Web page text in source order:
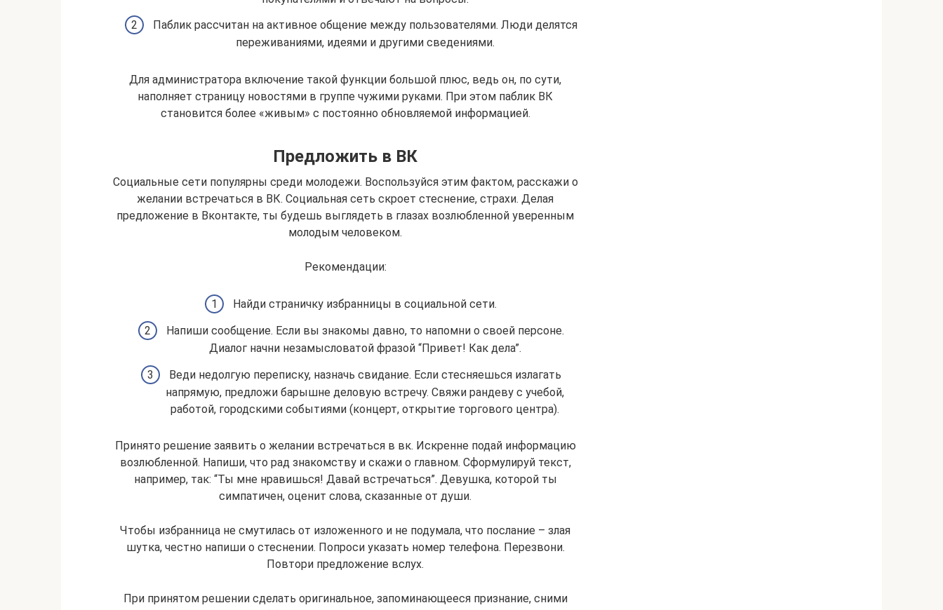
Паблик рассчитан на активное общение между пользователями. Люди делятся
переживаниями, идеями и другими сведениями.
Для администратора включение такой функции большой плюс, ведь он, по сути,
наполняет страницу новостями в группе чужими руками. При этом паблик ВК
становится более «живым» с постоянно обновляемой информацией.
Предложить в ВК
Социальные сети популярны среди молодежи. Воспользуйся этим фактом, расскажи о
желании встречаться в ВК. Социальная сеть скроет стеснение, страхи. Делая
предложение в Вконтакте, ты будешь выглядеть в глазах возлюбленной уверенным
молодым человеком.
Рекомендации:
Найди страничку избранницы в социальной сети.
Напиши сообщение. Если вы знакомы давно, то напомни о своей персоне.
Диалог начни незамысловатой фразой “Привет! Как дела”.
Веди недолгую переписку, назначь свидание. Если стесняешься излагать
напрямую, предложи барышне деловую встречу. Свяжи рандеву с учебой,
работой, городскими событиями (концерт, открытие торгового центра).
Принято решение заявить о желании встречаться в вк. Искренне подай информацию
возлюбленной. Напиши, что рад знакомству и скажи о главном. Сформулируй текст,
например, так: “Ты мне нравишься! Давай встречаться”. Девушка, которой ты
симпатичен, оценит слова, сказанные от души.
Чтобы избранница не смутилась от изложенного и не подумала, что послание – злая
шутка, честно напиши о стеснении. Попроси указать номер телефона. Перезвони.
Повтори предложение вслух.
При принятом решении сделать оригинальное, запоминающееся признание, сними